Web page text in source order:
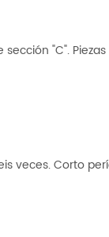
"C".
veces. Corto